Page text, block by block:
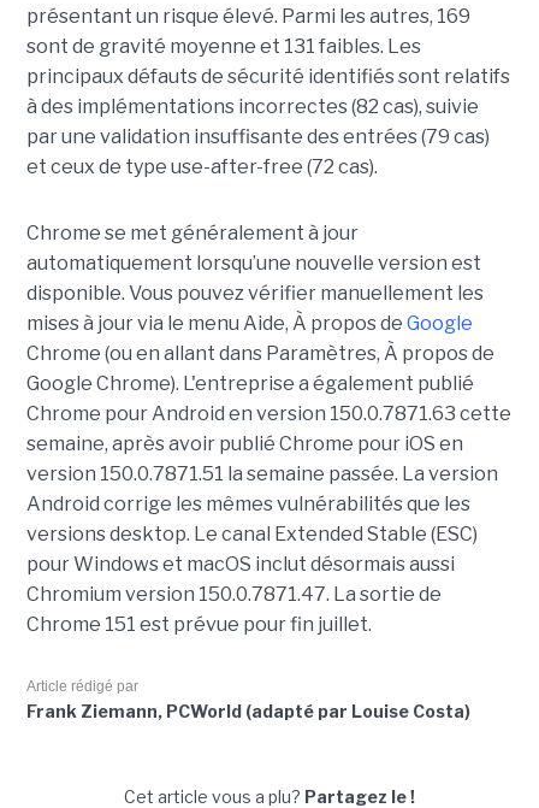
présentant un risque élevé. Parmi les autres, 169
sont de gravité moyenne et 131 faibles. Les
principaux défauts de sécurité identifiés sont relatifs
à des implémentations incorrectes (82 cas), suivie
par une validation insuffisante des entrées (79 cas)
et ceux de type use-after-free (72 cas).
Chrome se met généralement à jour
automatiquement lorsqu’une nouvelle version est
disponible. Vous pouvez vérifier manuellement les
mises à jour via le menu Aide, À propos de Google
Chrome (ou en allant dans Paramètres, À propos de
Google Chrome). L'entreprise a également publié
Chrome pour Android en version 150.0.7871.63 cette
semaine, après avoir publié Chrome pour iOS en
version 150.0.7871.51 la semaine passée. La version
Android corrige les mêmes vulnérabilités que les
versions desktop. Le canal Extended Stable (ESC)
pour Windows et macOS inclut désormais aussi
Chromium version 150.0.7871.47. La sortie de
Chrome 151 est prévue pour fin juillet.
Article rédigé par
Frank Ziemann, PCWorld (adapté par Louise Costa)
Cet article vous a plu? Partagez le !